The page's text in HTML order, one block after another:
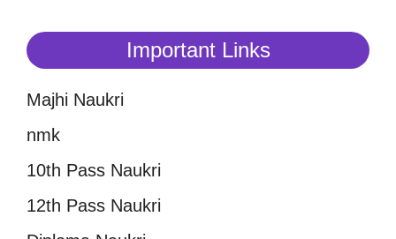
Important Links
Majhi Naukri
nmk
10th Pass Naukri
12th Pass Naukri